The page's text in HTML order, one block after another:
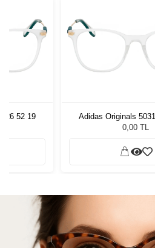
52 19
Adidas Originals
0,00 TL